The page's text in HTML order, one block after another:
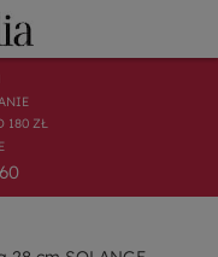
180 ZŁ